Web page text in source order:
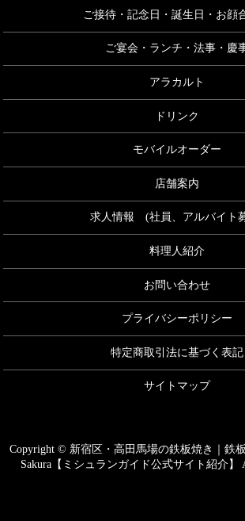
ご接待・記念日・誕生日・お顔
ご宴会・ランチ・法事・慶
アラカルト
ドリンク
モバイルオーダー
店舗案内
求人情報 (社員、アルバイト
料理人紹介
お問い合わせ
プライバシーポリシー
特定商取引法に基づく表記
サイトマップ
Copyright © 新宿区・高田馬場の鉄板焼き｜鉄
Sakura【ミシュランガイド公式サイト紹介】